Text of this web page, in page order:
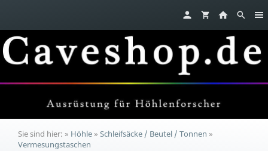
Sie sind hier: » Höhle» Schleifsäcke / Beutel / Tonnen »
Vermesungstaschen